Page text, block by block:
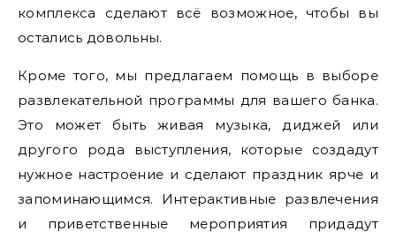
комплекса сделают всё возможное, чтобы вы
остались довольны.
Кроме того, мы предлагаем помощь в выборе
развлекательной программы для вашего банка.
Это может быть живая музыка, диджей или
другого рода выступления, которые создадут
нужное настроение и сделают праздник ярче и
запоминающимся. Интерактивные развлечения
и приветственные мероприятия придадут